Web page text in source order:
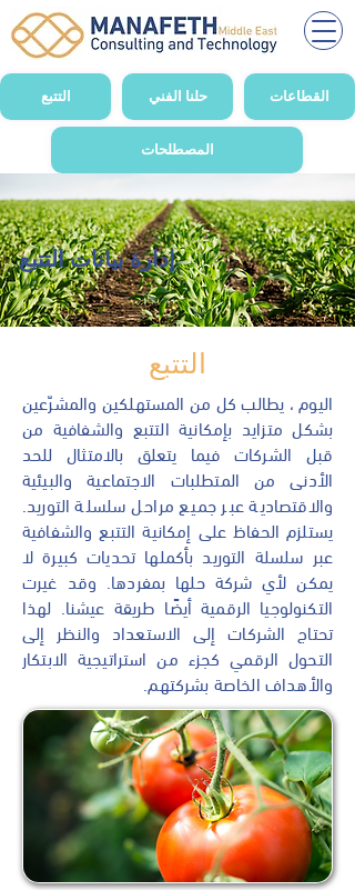
التتبع حلنا الفني القطاعات
المصطلحات
إدارة بيانات التتبع
التتبع
اليوم ، يطالب كل من المستهلكين والمشرّعين
بشكل متزايد بإمكانية التتبع والشفافية من
قبل الشركات فيما يتعلق بالامتثال للحد
الأدنى من المتطلبات الاجتماعية والبيئية
والاقتصادية عبر جميع مراحل سلسلة التوريد.
يستلزم الحفاظ على إمكانية التتبع والشفافية
عبر سلسلة التوريد بأكملها تحديات كبيرة لا
يمكن لأي شركة حلها بمفردها. وقد غيرت
التكنولوجيا الرقمية أيضًا طريقة عيشنا. لهذا
تحتاج الشركات إلى الاستعداد والنظر إلى
التحول الرقمي كجزء من استراتيجية الابتكار
والأهداف الخاصة بشركتهم.